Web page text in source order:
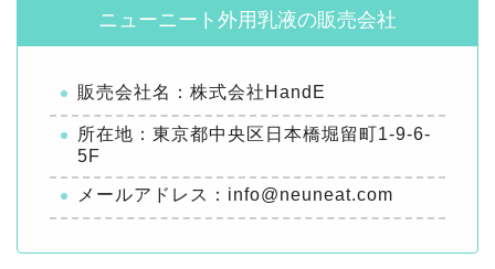
ニューニート外用乳液の販売会社
販売会社名：株式会社HandE
所在地：東京都中央区日本橋堀留町1-9-6-
5F
メールアドレス：info@neuneat.com